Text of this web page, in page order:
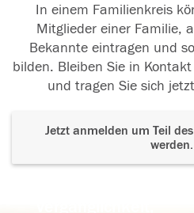
In einem Familienkreis
Mitglieder einer Familie,
Bekannte eintragen und
bilden. Bleiben Sie in
und tragen Sie sich
Jetzt anmelden um Teil
werden.